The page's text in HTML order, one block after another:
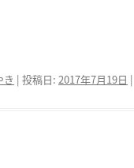
き | 投稿日: 2017年7月19日 |